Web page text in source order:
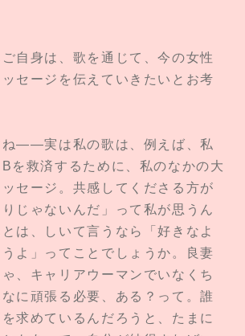
自身は、歌を通じて、今の女性
セージを伝えていきたいとお考
ね——実は私の歌は、例えば、私
を救済するために、私のなかの大
セージ。共感してくださる方が
じゃないんだ」って私が思うん
は、しいて言うなら「好きなよ
よ」ってことでしょうか。良妻
、キャリアウーマンでいなくち
に頑張る必要、ある？って。誰
求めているんだろうと、たまに